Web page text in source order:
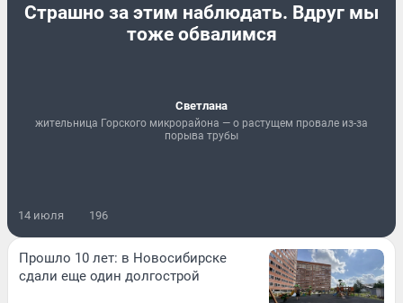
Страшно за этим наблюдать. Вдруг мы
тоже обвалимся
Светлана
жительница Горского микрорайона — о растущем провале из-за
порыва трубы
14 июля 196
Прошло 10 лет: в Новосибирске
сдали еще один долгострой